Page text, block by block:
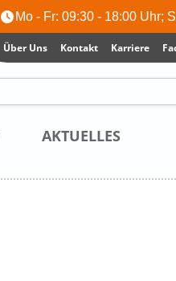
Mo - Fr: 09:30 - 18:00 Uhr;
Über Uns Kontakt Karriere
AKTUELLES